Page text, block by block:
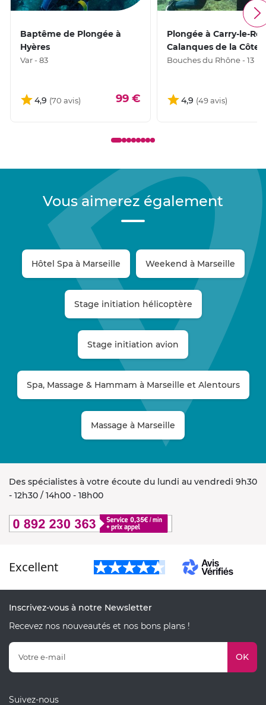
Baptême de Plongée à
Hyères
Var - 83
4,9 99 €
Plongée à Carry-le-
Calanques de la Côte
Bouches du Rhône - 13
4,9
Vous aimerez également
Hôtel Spa à Marseille Weekend à Marseille
Stage initiation hélicoptère
Stage initiation avion
Spa, Massage & Hammam à Marseille et Alentours
Massage à Marseille
Des spécialistes à votre écoute du lundi au vendredi 9h30
- 12h30 / 14h00 - 18h00
Excellent
Inscrivez-vous à notre Newsletter
Recevez nos nouveautés et nos bons plans !
OK
Suivez-nous